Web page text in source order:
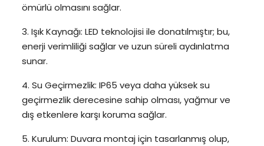
ömürlü olmasını sağlar.
3. Işık Kaynağı: LED teknolojisi ile donatılmıştır; bu,
enerji verimliliği sağlar ve uzun süreli aydınlatma
sunar.
4. Su Geçirmezlik: IP65 veya daha yüksek su
geçirmezlik derecesine sahip olması, yağmur ve
dış etkenlere karşı koruma sağlar.
5. Kurulum: Duvara montaj için tasarlanmış olup,